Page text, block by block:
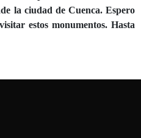
la ciudad de Cuenca. Espero
estos monumentos. Hasta